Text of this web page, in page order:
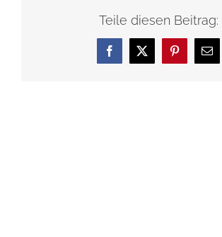
Teile diesen Beitrag:
Facebook
X Pinterest
E-
Mail